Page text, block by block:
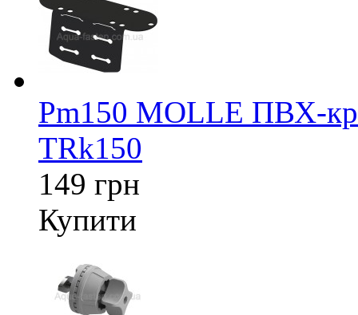
Pm150 MOLLE ПВХ-
TRk150
149 грн
Купити